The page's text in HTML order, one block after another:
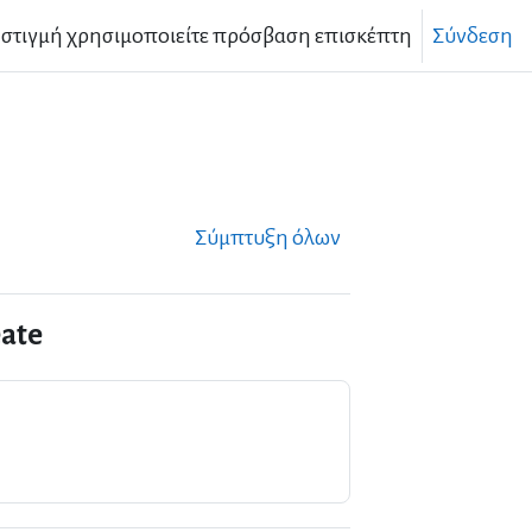
χρησιμοποιείτε πρόσβαση επισκέπτη Σύνδεση
Σύμπτυξη όλων